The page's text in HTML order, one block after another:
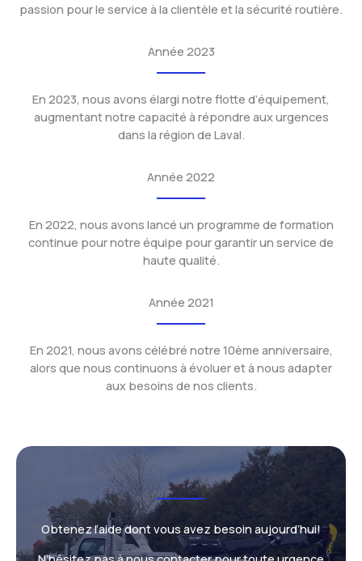
passion pour le service à la clientèle et la sécurité routière.
Année 2023
En 2023, nous avons élargi notre flotte d’équipement,
augmentant notre capacité à répondre aux urgences
dans la région de Laval.
Année 2022
En 2022, nous avons lancé un programme de formation
continue pour notre équipe pour garantir un service de
haute qualité.
Année 2021
En 2021, nous avons célébré notre 10ème anniversaire,
alors que nous continuons à évoluer et à nous adapter
aux besoins de nos clients.
Obtenez l’aide dont vous avez besoin aujourd’hui!